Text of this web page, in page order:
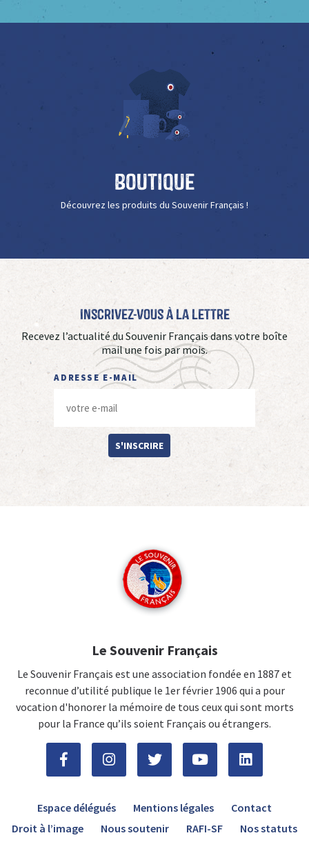
Boutique
Découvrez les produits du Souvenir Français !
Inscrivez-vous à La Lettre
Recevez l’actualité du Souvenir Français dans votre boîte
mail une fois par mois.
ADRESSE E-MAIL
S'INSCRIRE
Le Souvenir Français
Le Souvenir Français est une association fondée en 1887 et
reconnue d’utilité publique le 1er février 1906 qui a pour
vocation d'honorer la mémoire de tous ceux qui sont morts
pour la France qu’ils soient Français ou étrangers.
Espace délégués Mentions légales
Contact
Droit à l’image
Nous soutenir RAFI-SF Nos statuts